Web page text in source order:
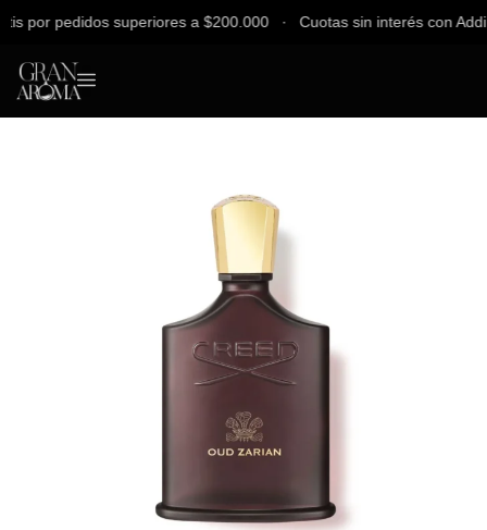
pedidos superiores a $200.000 ∙ Cuotas sin interés con Addi,